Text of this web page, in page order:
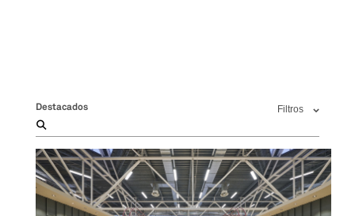
Destacados Filtros